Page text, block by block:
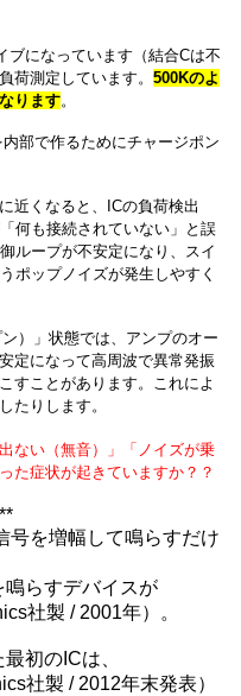
になっています（結合Cは不
荷測定しています。 500Kのよ
ります。
部で作るためにチャージポン
近くなると、ICの負荷検出
何も接続されていない」と誤
ループが不安定になり、スイ
ポップノイズが発生しやすく
）」状態では、アンプのオー
定になって高周波で異常発振
すことがあります。これによ
たりします。
ない（無音）」「ノイズが乗
た症状が起きていますか？？
号を増幅して鳴らすだけ
鳴らすデバイスが
社製 / 2001年）。
初のICは、
社製 / 2012年末発表）